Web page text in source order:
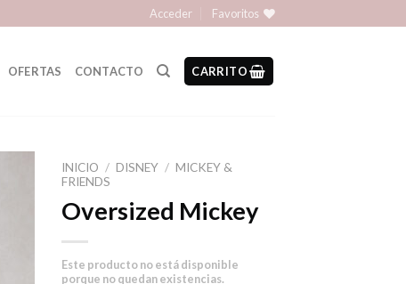
Acceder Favoritos
OFERTAS CONTACTO CARRITO
INICIO / DISNEY / MICKEY &
FRIENDS
Oversized Mickey
Este producto no está disponible
porque no quedan existencias.